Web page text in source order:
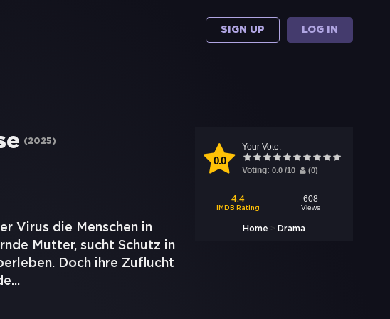
SIGN UP LOG IN
0.0
Your Vote:
Voting: 0.0 /10 (0)
4.4
IMDB Rating
608
Views
Home > Drama
(2025)
Virus die Menschen in
Mutter, sucht Schutz in
Doch ihre Zuflucht
...